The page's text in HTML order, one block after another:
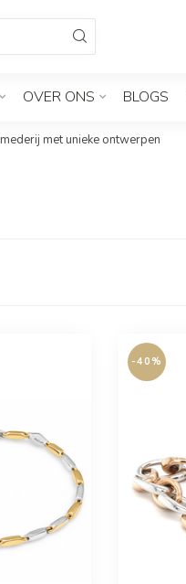
OVER ONS BLOGS
met unieke ontwerpen
-40%